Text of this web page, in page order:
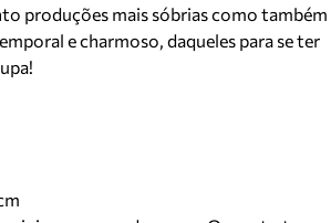
produções mais sóbrias como também
e charmoso, daqueles para se ter